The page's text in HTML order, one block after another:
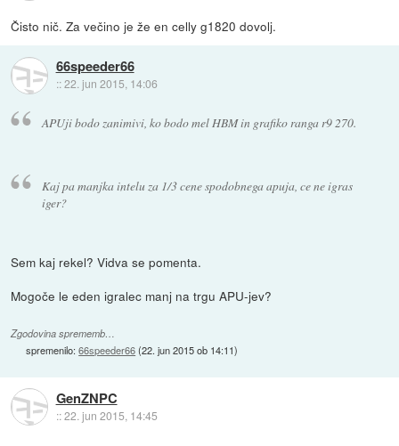
Čisto nič. Za večino je že en celly g1820 dovolj.
66speeder66
::22. jun 2015, 14:06
APUji bodo zanimivi, ko bodo mel HBM in grafiko ranga r9 270.
Kaj pa manjka intelu za 1/3 cene spodobnega apuja, ce ne igras
iger?
Sem kaj rekel? Vidva se pomenta.
Mogoče le eden igralec manj na trgu APU-jev?
Zgodovina sprememb…
spremenilo:66speeder66(22. jun 2015 ob 14:11)
GenZNPC
::22. jun 2015, 14:45